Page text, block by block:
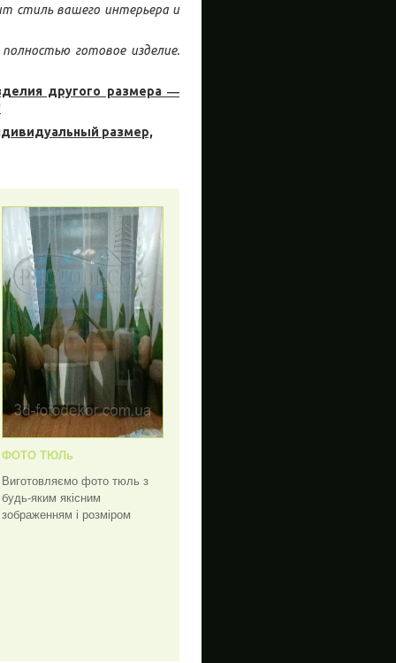
стиль вашего интерьера и
готовое изделие.
другого размера ―
размер,
ФОТО ТЮЛь
Виготовляємо фото тюль з
будь-яким якісним
зображенням і розміром